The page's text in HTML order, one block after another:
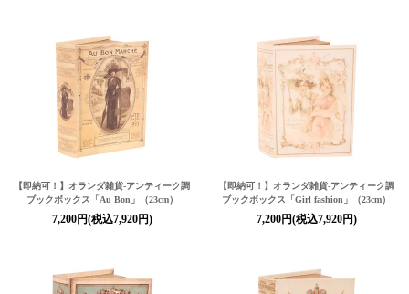
【即納可！】オランダ雑貨-アンティーク調
ブックボックス「Au Bon」（23cm）
7,200円(税込7,920円)
【即納可！】オランダ雑貨-アンティーク調
ブックボックス「Girl fashion」（23cm）
7,200円(税込7,920円)